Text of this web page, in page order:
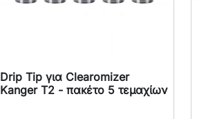
 Γρήγορη προβολή
Drip Tip για Clearomizer
Kanger T2 - πακέτο 5 τεμαχίων